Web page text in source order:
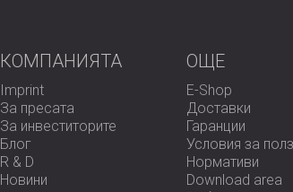
естетика с надеждно акустично
материали и лесният монтаж ги
звуков комфорт във всяка среда.
Свържете се с DECIBEL,за да
да подобрят следващия ви
КОМПАНИЯТА
Imprint
За пресата
За инвеститорите
Блог
R & D
Новини
OЩЕ
E-Shop
Доставки
Гаранции
Условия за
Нормативи
Download area